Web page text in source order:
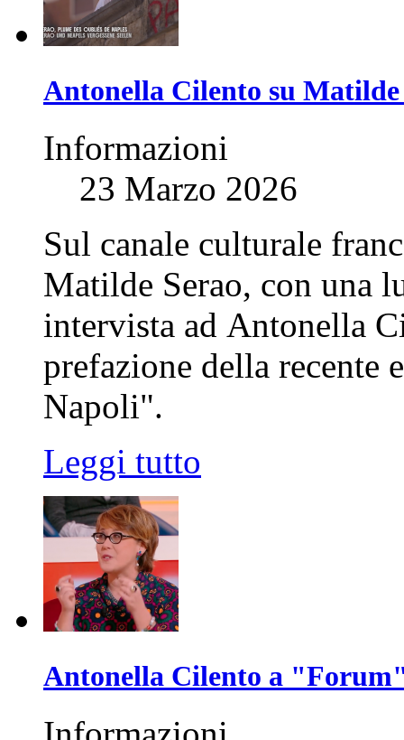
Antonella Cilento su
Informazioni
23 Marzo 2026
Sul canale culturale
Matilde Serao, con una
intervista ad Antonella
prefazione della recente
Napoli".
Leggi tutto
Antonella Cilento a